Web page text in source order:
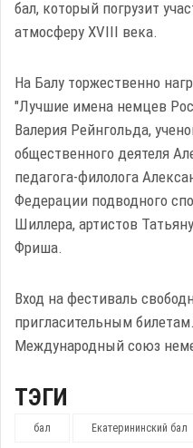
бал, который погрузит
атмосферу XVIII века.
На Балу торжественно
"Лучшие имена немцев
Валерия Рейнгольда,
общественного деятеля
педагога-филолога
Федерации подводного
Шиллера, артистов
Фриша.
Вход на фестиваль
пригласительным
Международный союз
ТЭГИ
бал Екатерининский бал